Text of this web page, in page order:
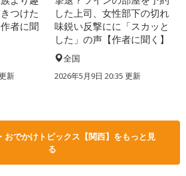
つけた
者に聞
新
した上司、女性部下の切れ
味鋭い反撃にに「スカッと
した」の声【作者に聞く】
全国
2026年5月9日 20:35 更新
おでかけトピックス【関西】をもっと見
る